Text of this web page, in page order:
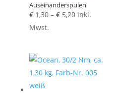
Auseinanderspulen
€1,30 – €5,20Preisspanne:
inkl.
Mwst.